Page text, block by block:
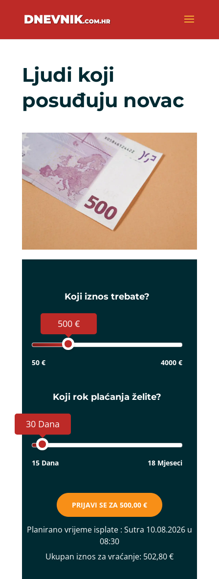
Ljudi koji
posuđuju novac
Koji iznos trebate?
500 €
50 € 4000 €
Koji rok plaćanja želite?
30 Dana
15 Dana 18 Mjeseci
PRIJAVI SE ZA 500,00 €
Planirano vrijeme isplate : Sutra 10.08.2026 u
08:30
Ukupan iznos za vraćanje: 502,80 €